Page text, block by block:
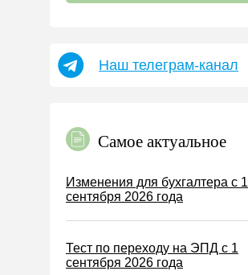
УСН
Земельный налог
Налог на рекламу
Торговый сбор
Туристический налог
Наш телеграм-канал
Самое актуальное
Изменения для бухгалтера с 1
сентября 2026 года
Тест по переходу на ЭПД с 1
сентября 2026 года